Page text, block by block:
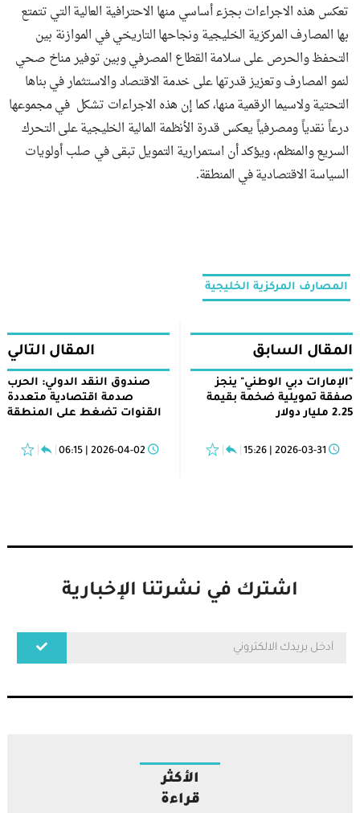
تعكس هذه الاجراءات بجزء أساسي منها الاحترافية العالية التي تتمتع
بها المصارف المركزية الخليجية ونجاحها التاريخي في الموازنة بين
التحفظ والحرص على سلامة القطاع المصرفي وبين توفير مناخ صحي
لنمو المصارف وتعزيز قدرتها على خدمة الاقتصاد والاستثمار في بناها
التحتية ولاسيما الرقمية منها، كما إن هذه الاجراءات تشكل في مجموعها
درعاً نقدياً ومصرفياً يعكس قدرة الأنظمة المالية الخليجية على التحرك
السريع والمنظم، ويؤكد أن استمرارية التمويل تبقى في صلب أولويات
السياسة الاقتصادية في المنطقة.
المصارف المركزية الخليجية
المقال السابق
"الإمارات دبي الوطني" ينجز
صفقة تمويلية ضخمة بقيمة
2.25 مليار دولار
2026-03-31 | 15:26
المقال التالي
صندوق النقد الدولي: الحرب
صدمة اقتصادية متعددة
القنوات تضغط على المنطقة
2026-04-02 | 06:15
اشترك في نشرتنا الإخبارية
الأكثر
قراءة